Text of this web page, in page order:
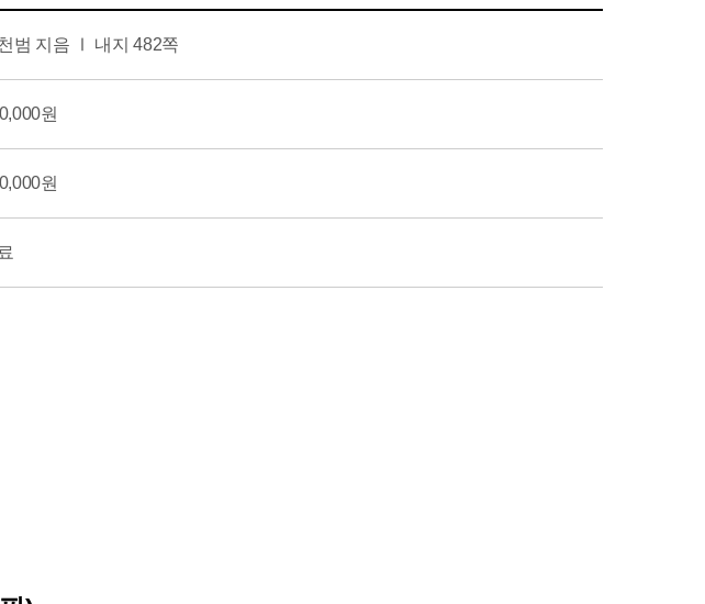
범 지음 Ⅰ 내지 482쪽
원
원